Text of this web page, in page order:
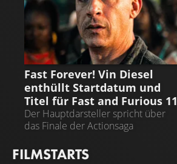
FAST AND FURIOUS
Fast Forever! Vin Diesel
enthüllt Startdatum und
Titel für Fast and Furious 11
Der Hauptdarsteller spricht über
das Finale der Actionsaga
FILMSTARTS